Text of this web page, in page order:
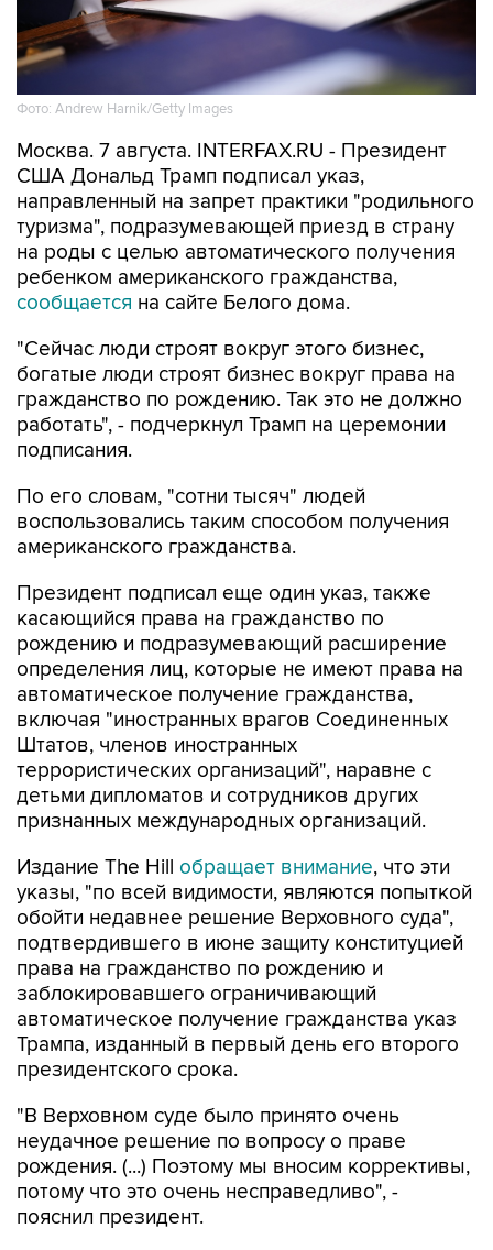
Фото: Andrew Harnik/Getty Images
Москва. 7 августа. INTERFAX.RU - Президент
США Дональд Трамп подписал указ,
направленный на запрет практики "родильного
туризма", подразумевающей приезд в страну
на роды с целью автоматического получения
ребенком американского гражданства,
сообщается на сайте Белого дома.
"Сейчас люди строят вокруг этого бизнес,
богатые люди строят бизнес вокруг права на
гражданство по рождению. Так это не должно
работать", - подчеркнул Трамп на церемонии
подписания.
По его словам, "сотни тысяч" людей
воспользовались таким способом получения
американского гражданства.
Президент подписал еще один указ, также
касающийся права на гражданство по
рождению и подразумевающий расширение
определения лиц, которые не имеют права на
автоматическое получение гражданства,
включая "иностранных врагов Соединенных
Штатов, членов иностранных
террористических организаций", наравне с
детьми дипломатов и сотрудников других
признанных международных организаций.
Издание The Hill обращает внимание, что эти
указы, "по всей видимости, являются попыткой
обойти недавнее решение Верховного суда",
подтвердившего в июне защиту конституцией
права на гражданство по рождению и
заблокировавшего ограничивающий
автоматическое получение гражданства указ
Трампа, изданный в первый день его второго
президентского срока.
"В Верховном суде было принято очень
неудачное решение по вопросу о праве
рождения. (...) Поэтому мы вносим коррективы,
потому что это очень несправедливо", -
пояснил президент.